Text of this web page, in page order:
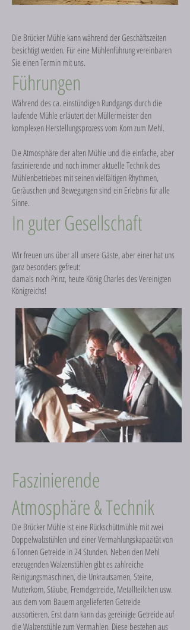
Die Brücker Mühle kann während der Geschäftszeiten
besichtigt werden. Für eine Mühlenführung vereinbaren
Sie einen Termin mit uns.
Führungen
Während des ca. einstündigen Rundgangs durch die
laufende Mühle erläutert der Müllermeister den
komplexen Herstellungsprozess vom Korn zum Mehl.
Die Atmosphäre der alten Mühle und die einfache, aber
faszinierende und noch immer aktuelle Technik des
Mühlenbetriebes mit seinen vielfältigen Rhythmen,
Geräuschen und Bewegungen sind ein Erlebnis für alle
Sinne.
​In guter Gesellschaft
Wir freuen uns über all unsere Gäste, aber einer hat uns
ganz besonders gefreut:
damals noch Prinz, heute König Charles des Vereinigten
Königreichs!
Faszinierende
Atmosphäre & Technik
Die Brücker Mühle ist eine Rückschüttmühle mit zwei
Doppelwalzstühlen und einer Vermahlungskapazität von
6 Tonnen Getreide in 24 Stunden. Neben den Mehl
erzeugenden Walzenstühlen gibt es zahlreiche
Reinigungsmaschinen, die Unkrautsamen, Steine,
Mutterkorn, Stäube, Fremdgetreide, Metallteilchen usw.
aus dem vom Bauern angelieferten Getreide
aussortieren. Erst dann kann das gereinigte Getreide auf
die Walzenstühle zum Vermahlen. Diese bestehen aus